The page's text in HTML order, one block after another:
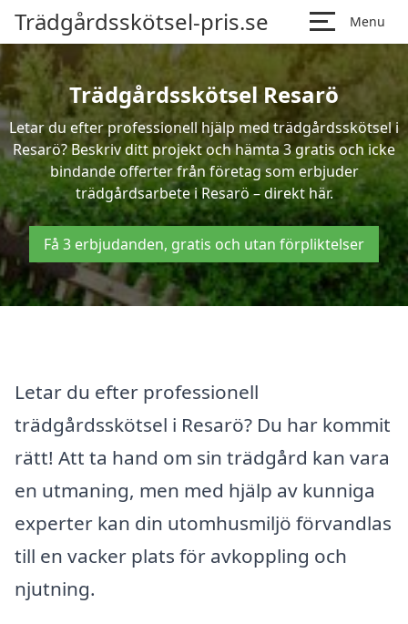
Trädgårdsskötsel-pris.se Menu
Trädgårdsskötsel Resarö
Letar du efter professionell hjälp med trädgårdsskötsel i
Resarö? Beskriv ditt projekt och hämta 3 gratis och icke
bindande offerter från företag som erbjuder
trädgårdsarbete i Resarö – direkt här.
Få 3 erbjudanden, gratis och utan förpliktelser
Letar du efter professionell
trädgårdsskötsel i Resarö? Du har kommit
rätt! Att ta hand om sin trädgård kan vara
en utmaning, men med hjälp av kunniga
experter kan din utomhusmiljö förvandlas
till en vacker plats för avkoppling och
njutning.